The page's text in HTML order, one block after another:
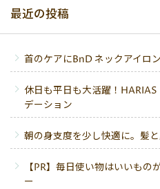
最近の投稿
首のケアにBnD ネックアイロ
休日も平日も大活躍！
デーション
朝の身支度を少し快適に。髪
【PR】毎日使い物はいいも
ー